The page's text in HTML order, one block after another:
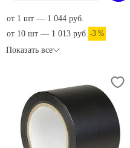
от 1 шт — 1 044 руб.
от 10 шт — 1 013 руб. -3 %
Показать все